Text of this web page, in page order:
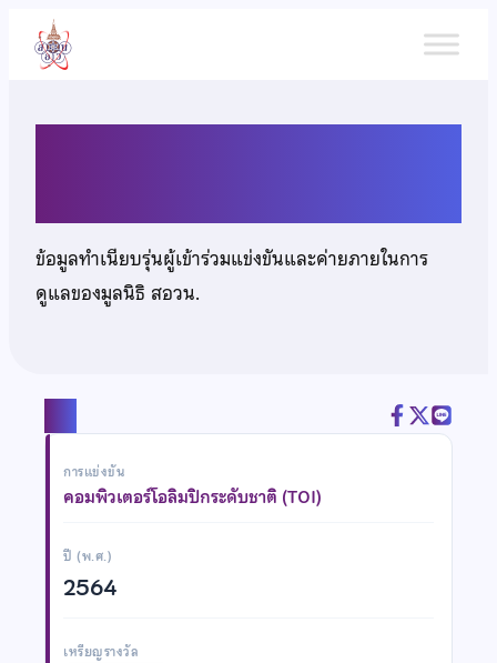
เนื้อหา
ข้อมูลทำเนียบรุ่นผู้เข้าร่วมแข่งขันและค่ายภายในการ
ดูแลของมูลนิธิ สอวน.
การแข่งขัน
คอมพิวเตอร์โอลิมปิกระดับชาติ (TOI)
ปี (พ.ศ.)
2564
เหรียญรางวัล